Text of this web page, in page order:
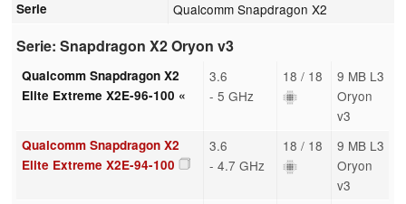
Serie Qualcomm Snapdragon X2
Serie: Snapdragon X2 Oryon v3
Qualcomm Snapdragon X2
Elite Extreme X2E-96-100 «
3.6
- 5 GHz
18 / 18
9 MB L3
Oryon
v3
Qualcomm Snapdragon X2
Elite Extreme X2E-94-100
3.6
- 4.7 GHz
18 / 18
9 MB L3
Oryon
v3